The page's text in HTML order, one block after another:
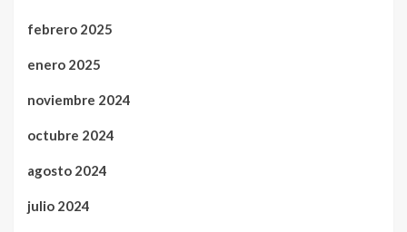
febrero 2025
enero 2025
noviembre 2024
octubre 2024
agosto 2024
julio 2024